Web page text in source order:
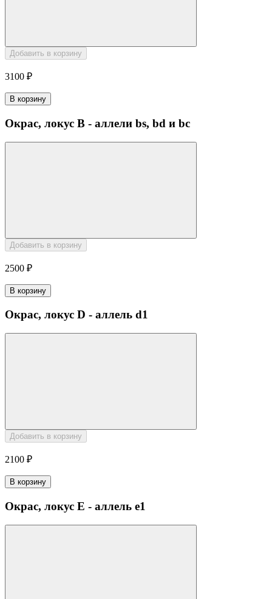
Добавить в корзину
3100 ₽
В корзину
Окрас, локус B - аллели bs, bd и bc
Добавить в корзину
2500 ₽
В корзину
Окрас, локус D - аллель d1
Добавить в корзину
2100 ₽
В корзину
Окрас, локус E - аллель e1